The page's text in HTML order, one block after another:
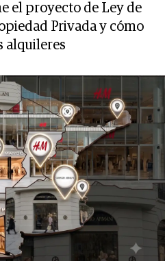
el proyecto de Ley de
Privada y cómo
alquileres